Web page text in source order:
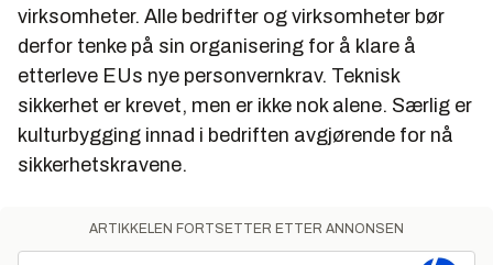
virksomheter. Alle bedrifter og virksomheter bør
derfor tenke på sin organisering for å klare å
etterleve EUs nye personvernkrav. Teknisk
sikkerhet er krevet, men er ikke nok alene. Særlig er
kulturbygging innad i bedriften avgjørende for nå
sikkerhetskravene.
ARTIKKELEN FORTSETTER ETTER ANNONSEN